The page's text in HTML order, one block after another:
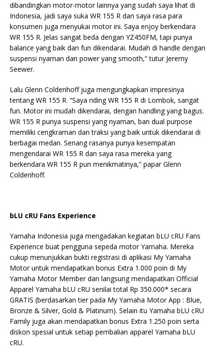
dibandingkan motor-motor lainnya yang sudah saya lihat di
Indonesia, jadi saya suka WR 155 R dan saya rasa para
konsumen juga menyukai motor ini. Saya enjoy berkendara
WR 155 R. Jelas sangat beda dengan YZ450FM, tapi punya
balance yang baik dan fun dikendarai. Mudah di handle dengan
suspensi nyaman dan power yang smooth,” tutur Jeremy
Seewer.
Lalu Glenn Coldenhoff juga mengungkapkan impresinya
tentang WR 155 R. “Saya riding WR 155 R di Lombok, sangat
fun. Motor ini mudah dikendarai, dengan handling yang bagus.
WR 155 R punya suspensi yang nyaman, ban dual purpose
memiliki cengkraman dan traksi yang baik untuk dikendarai di
berbagai medan. Senang rasanya punya kesempatan
mengendarai WR 155 R dan saya rasa mereka yang
berkendara WR 155 R pun menikmatinya,” papar Glenn
Coldenhoff.
bLU cRU Fans Experience
Yamaha Indonesia juga mengadakan kegiatan bLU cRU Fans
Experience buat pengguna sepeda motor Yamaha. Mereka
cukup menunjukkan bukti registrasi di aplikasi My Yamaha
Motor untuk mendapatkan bonus Extra 1.000 poin di My
Yamaha Motor Member dan langsung mendapatkan Official
Apparel Yamaha bLU cRU senilai total Rp 350.000* secara
GRATIS (berdasarkan tier pada My Yamaha Motor App : Blue,
Bronze & Silver, Gold & Platinum). Selain itu Yamaha bLU cRU
Family juga akan mendapatkan bonus Extra 1.250 poin serta
diskon spesial untuk setiap pembalian apparel Yamaha bLU
cRU.